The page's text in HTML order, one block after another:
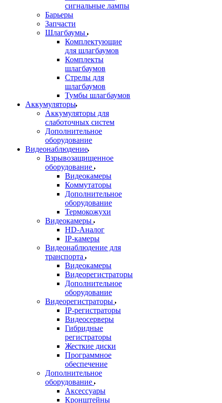
сигнальные лампы
Барьеры
Запчасти
Шлагбаумы
Комплектующие
для шлагбаумов
Комплекты
шлагбаумов
Стрелы для
шлагбаумов
Тумбы шлагбаумов
Аккумуляторы
Аккумуляторы для
слаботочных систем
Дополнительное
оборудование
Видеонаблюдение
Взрывозащищенное
оборудование
Видеокамеры
Коммутаторы
Дополнительное
оборудование
Термокожухи
Видеокамеры
HD-Аналог
IP-камеры
Видеонаблюдение для
транспорта
Видеокамеры
Видеорегистраторы
Дополнительное
оборудование
Видеорегистраторы
IP-регистраторы
Видеосерверы
Гибридные
регистраторы
Жесткие диски
Программное
обеспечение
Дополнительное
оборудование
Аксессуары
Кронштейны